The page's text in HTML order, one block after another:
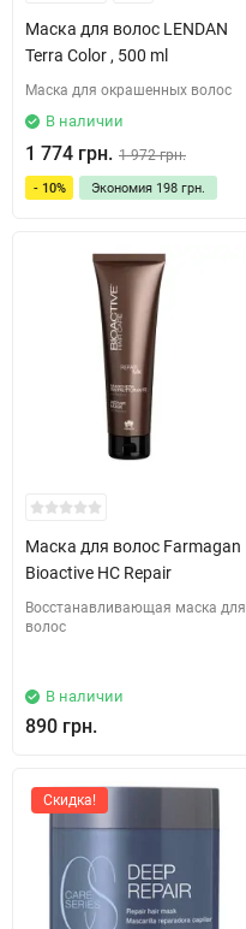
Маска для волос LENDAN
Terra Color , 500 ml
Маска для окрашенных волос
В наличии
1 774 грн. 1 972 грн.
- 10% Экономия 198 грн.
Маска для волос Farmagan
Bioactive HC Repair
Восстанавливающая маска для
волос
В наличии
890 грн.
Скидка!